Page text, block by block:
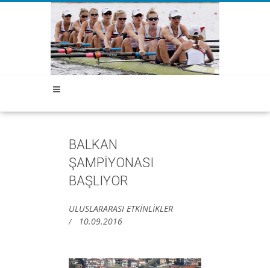
BALKAN
ŞAMPİYONASI
BAŞLIYOR
ULUSLARARASI ETKİNLİKLER
10.09.2016